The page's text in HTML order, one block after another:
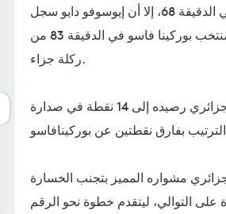
الهدف الثاني في الدقيقة 68، إلا أن إيوسوفو دايو سجل
الهدف الثاني لمنتخب بوركينا فاسو في الدقيقة 83 من
ركلة جزاء.
ورفع المنتخب الجزائري رصيده إلى 14 نقطة في صدارة
مشواره المميز بتجنب الخسارة
على التوالي، ليتقدم خطوة نحو الرقم